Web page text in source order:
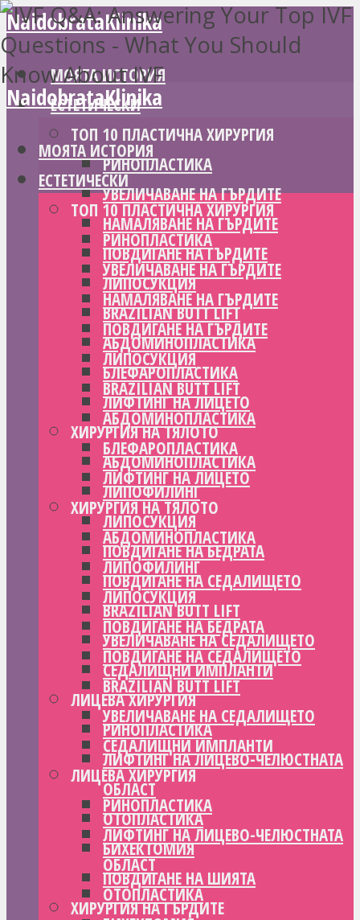
NaidobrataKlinika
МОЯТА ИСТОРИЯ
ЕСТЕТИЧЕСКИ
ТОП 10 ПЛАСТИЧНА ХИРУРГИЯ
РИНОПЛАСТИКА
УВЕЛИЧАВАНЕ НА ГЪРДИТЕ
НАМАЛЯВАНЕ НА ГЪРДИТЕ
ПОВДИГАНЕ НА ГЪРДИТЕ
ЛИПОСУКЦИЯ
BRAZILIAN BUTT LIFT
АБДОМИНОПЛАСТИКА
БЛЕФАРОПЛАСТИКА
ЛИФТИНГ НА ЛИЦЕТО
ХИРУРГИЯ НА ТЯЛОТО
АБДОМИНОПЛАСТИКА
ЛИПОФИЛИНГ
ЛИПОСУКЦИЯ
ПОВДИГАНЕ НА БЕДРАТА
ПОВДИГАНЕ НА СЕДАЛИЩЕТО
BRAZILIAN BUTT LIFT
УВЕЛИЧАВАНЕ НА СЕДАЛИЩЕТО
СЕДАЛИЩНИ ИМПЛАНТИ
ЛИЦЕВА ХИРУРГИЯ
РИНОПЛАСТИКА
ЛИФТИНГ НА ЛИЦЕВО-ЧЕЛЮСТНАТА
ОБЛАСТ
ОТОПЛАСТИКА
БИХЕКТОМИЯ
ПОВДИГАНЕ НА ШИЯТА
ХИРУРГИЯ НА ГЪРДИТЕ
NaidobrataKlinika
МОЯТА ИСТОРИЯ
ЕСТЕТИЧЕСКИ
ТОП 10 ПЛАСТИЧНА ХИРУРГИЯ
РИНОПЛАСТИКА
УВЕЛИЧАВАНЕ НА ГЪРДИТЕ
НАМАЛЯВАНЕ НА ГЪРДИТЕ
ПОВДИГАНЕ НА ГЪРДИТЕ
ЛИПОСУКЦИЯ
BRAZILIAN BUTT LIFT
АБДОМИНОПЛАСТИКА
БЛЕФАРОПЛАСТИКА
ЛИФТИНГ НА ЛИЦЕТО
ХИРУРГИЯ НА ТЯЛОТО
АБДОМИНОПЛАСТИКА
ЛИПОФИЛИНГ
ЛИПОСУКЦИЯ
ПОВДИГАНЕ НА БЕДРАТА
ПОВДИГАНЕ НА СЕДАЛИЩЕТО
BRAZILIAN BUTT LIFT
УВЕЛИЧАВАНЕ НА СЕДАЛИЩЕТО
СЕДАЛИЩНИ ИМПЛАНТИ
ЛИЦЕВА ХИРУРГИЯ
РИНОПЛАСТИКА
ЛИФТИНГ НА ЛИЦЕВО-ЧЕЛЮСТНАТА
ОБЛАСТ
ОТОПЛАСТИКА